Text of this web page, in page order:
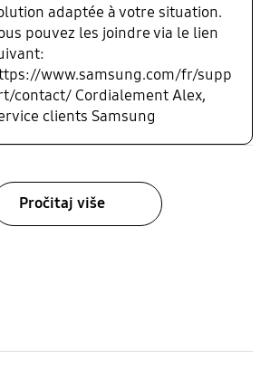
adaptée à votre situation.
pouvez les joindre via le lien
www.samsung.com/fr/supp
contact/ Cordialement Alex,
clients Samsung
Pročitaj više